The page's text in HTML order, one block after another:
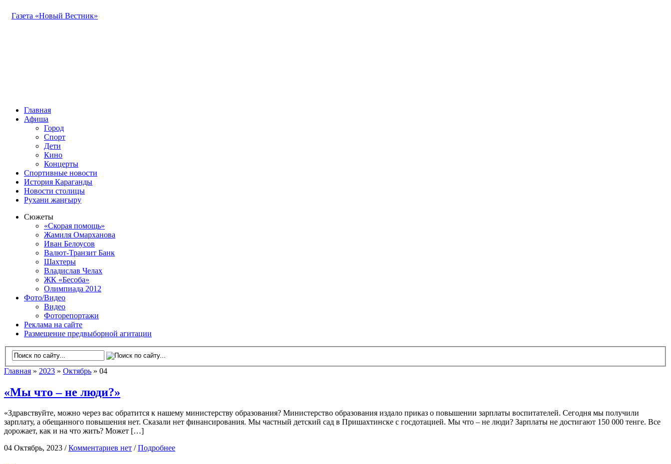
Газета «Новый Вестник»
Главная
Афиша
Город
Спорт
Дети
Кино
Концерты
Спортивные новости
История Караганды
Новости столицы
Рухани жаңғыру
Сюжеты
«Скорая помощь»
Жамиля Омарханова
Иван Белоусов
Валют-Транзит Банк
Шахтеры
Владислав Челах
ЖК «Бесоба»
Олимпиада 2012
Фото/Видео
Видео
Фоторепортажи
Реклама на сайте
Размещение предвыборной агитации
Главная » 2023 » Октябрь » 04
«Мы что – не люди?»
«Здравствуйте, можно через вас обратится к нашему министерству образования? Министерство образования издало приказ о повышении зарплаты воспитателей. Сегодня мы получили
зарплату, а обещанного повышения нет. Сказали нет финансирования. Мы частный детский сад в Пришахтинске с госдотацией. Мы что – не люди? Зарплаты не достигают 150 000 тенге. Все
дорожает, как и на что жить? Может […]
04 Октябрь, 2023 /Комментариев нет /Подробнее